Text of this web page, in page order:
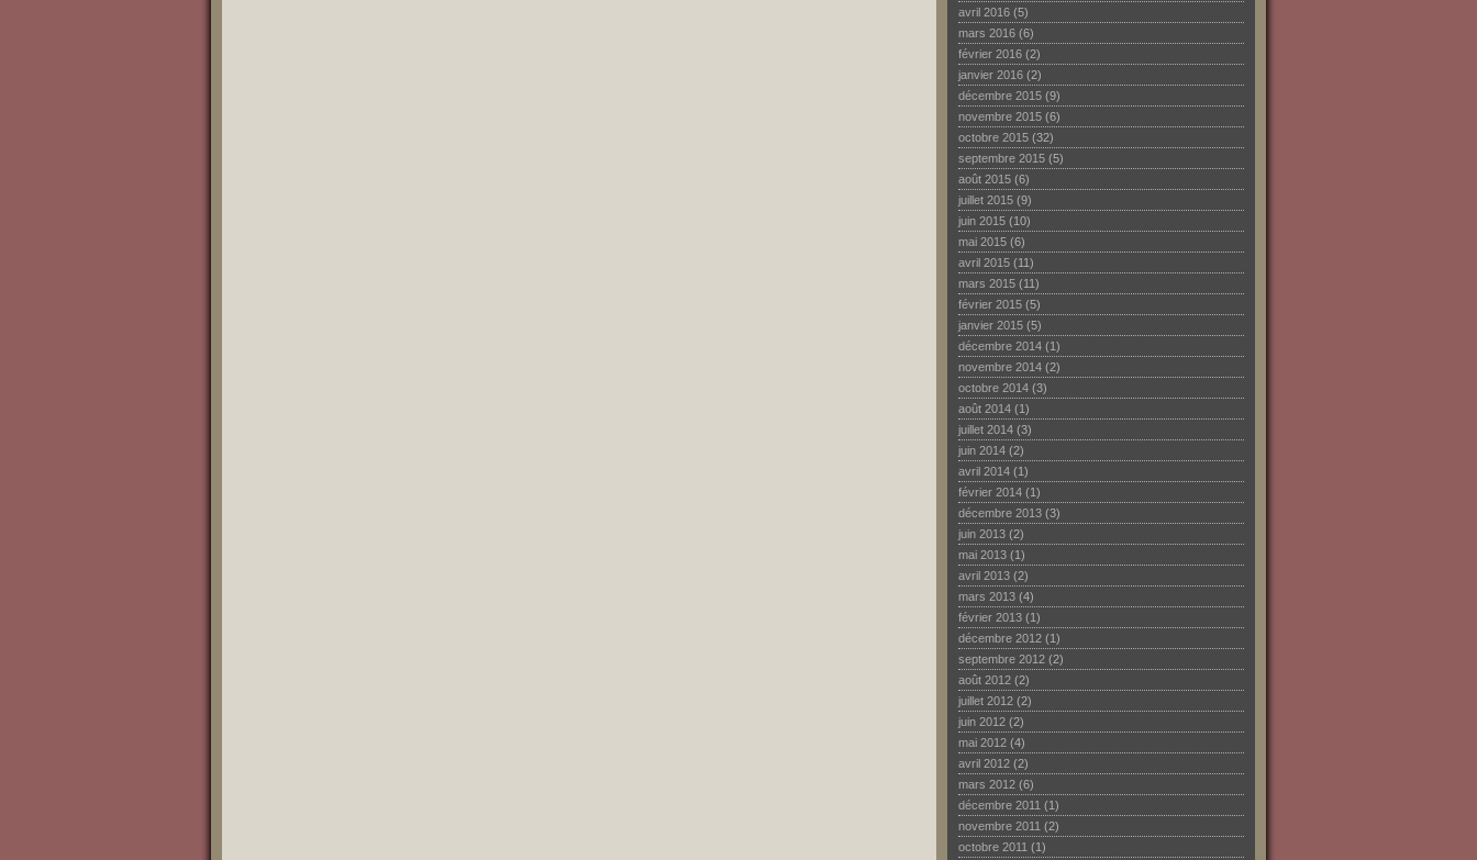
avril 2016 (5)
mars 2016 (6)
février 2016 (2)
janvier 2016 (2)
décembre 2015 (9)
novembre 2015 (6)
octobre 2015 (32)
septembre 2015 (5)
août 2015 (6)
juillet 2015 (9)
juin 2015 (10)
mai 2015 (6)
avril 2015 (11)
mars 2015 (11)
février 2015 (5)
janvier 2015 (5)
décembre 2014 (1)
novembre 2014 (2)
octobre 2014 (3)
août 2014 (1)
juillet 2014 (3)
juin 2014 (2)
avril 2014 (1)
février 2014 (1)
décembre 2013 (3)
juin 2013 (2)
mai 2013 (1)
avril 2013 (2)
mars 2013 (4)
février 2013 (1)
décembre 2012 (1)
septembre 2012 (2)
août 2012 (2)
juillet 2012 (2)
juin 2012 (2)
mai 2012 (4)
avril 2012 (2)
mars 2012 (6)
décembre 2011 (1)
novembre 2011 (2)
octobre 2011 (1)